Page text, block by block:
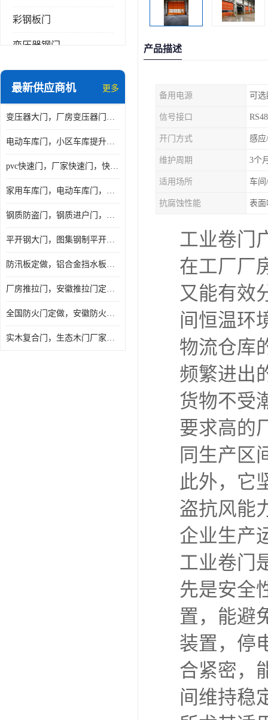
彩钢板门
变压器钢门
非标门
抗爆门
快速门
最新供应商机 更多
变压器大门，厂房变压器门，配电所钢大门，变压器室钢大门
电动车库门，小区车库提升门，安徽提升门厂家，工业滑升门
pvc快速门，厂家快速门，快速卷帘门，感应快速门
家用车库门，电动车库门，车库滑升门，车库门安装
钢质防盗门，钢质进户门，钢质非标门厂家
平开钢大门，图集钢制平开门，厂房平开大门
防汛板定做，铝合金挡水板门，地库挡水板
厂房推拉门，安徽推拉门定做，夹芯板平移大门
全国防火门定做，安徽防火门批发，防火门价格
实木复合门，生态木门厂家，免漆门定做，安徽木门厂家直销
产品描述
备用电源 可选
信号接口
开门方式 感应
维护周期 3个
适用场所 车间
抗腐蚀性能 表
工业卷门
在工厂厂
又能有效
间恒温环
物流仓库
频繁进出
货物不受
要求高的
同生产区
此外，它
盗抗风能
企业生产
工业卷门
先是安全
置，能避
装置，停
合紧密，
间维持稳